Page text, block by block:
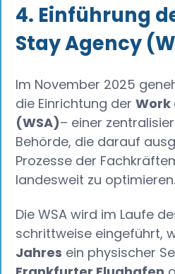
4. Einführung
Stay Agency
Im November 2025
die Einrichtung derWork
(WSA)– einer
Behörde, die darauf
Prozesse der
landesweit zu optimieren.
Die WSA wird im Laufe
schrittweise eingeführt,
Jahres ein physischer